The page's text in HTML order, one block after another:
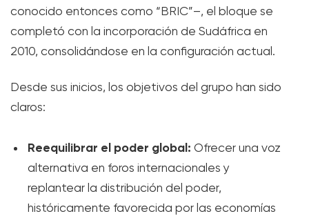
conocido entonces como “BRIC”–, el bloque se
completó con la incorporación de Sudáfrica en
2010, consolidándose en la configuración actual.
Desde sus inicios, los objetivos del grupo han sido
claros:
Reequilibrar el poder global: Ofrecer una voz
alternativa en foros internacionales y
replantear la distribución del poder,
históricamente favorecida por las economías